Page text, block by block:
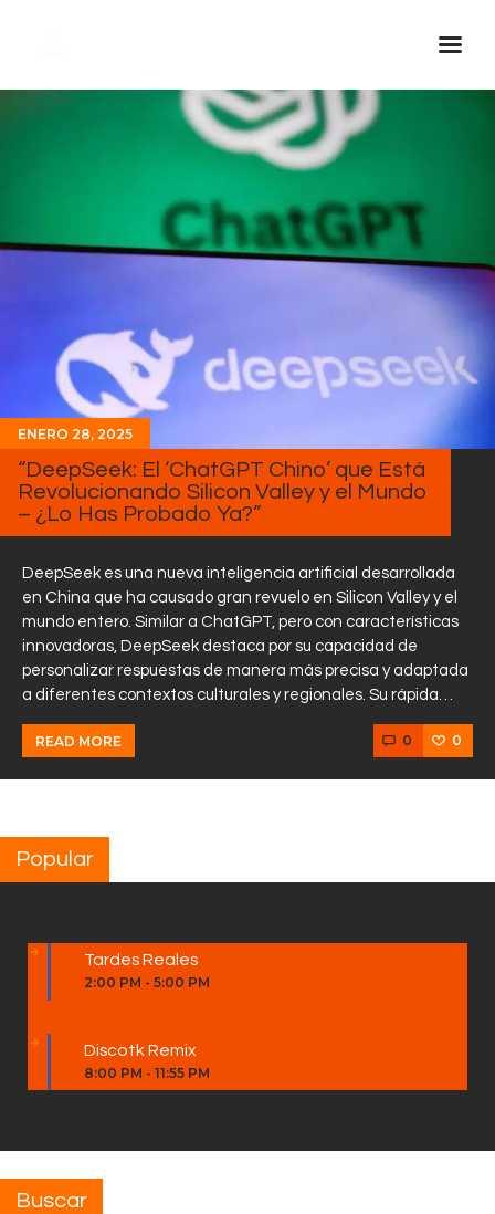
Inicio Real FM
En Vivo
Descarga La APP
Noticias
Equipo
Sobre Nosotros
Contactos
ENERO 28, 2025
“DeepSeek: El ‘ChatGPT Chino’ que Está
Revolucionando Silicon Valley y el Mundo
– ¿Lo Has Probado Ya?”
DeepSeek es una nueva inteligencia artificial desarrollada
en China que ha causado gran revuelo en Silicon Valley y el
mundo entero. Similar a ChatGPT, pero con características
innovadoras, DeepSeek destaca por su capacidad de
personalizar respuestas de manera más precisa y adaptada
a diferentes contextos culturales y regionales. Su rápida…
READ MORE 0 0
Popular
Tardes Reales
2:00 PM - 5:00 PM
Discotk Remix
8:00 PM - 11:55 PM
Buscar